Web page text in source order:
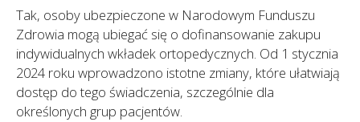
Tak, osoby ubezpieczone w Narodowym Funduszu
Zdrowia mogą ubiegać się o dofinansowanie zakupu
indywidualnych wkładek ortopedycznych. Od 1 stycznia
2024 roku wprowadzono istotne zmiany, które ułatwiają
dostęp do tego świadczenia, szczególnie dla
określonych grup pacjentów.